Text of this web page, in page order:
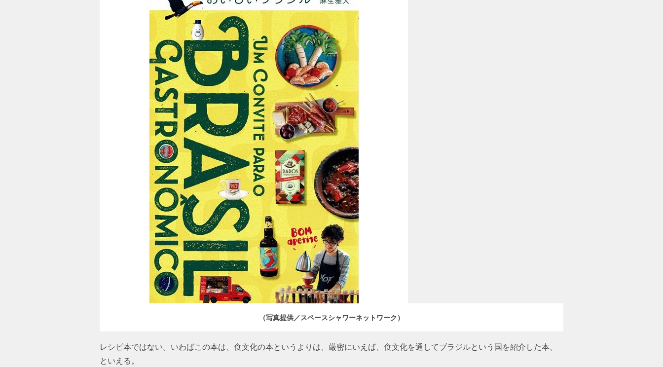
（写真提供／スペースシャワーネットワーク）
レシピ本ではない。いわばこの本は、食文化の本というよりは、厳密にいえば、食文化を通してブラジルという国を紹介した本、
といえる。